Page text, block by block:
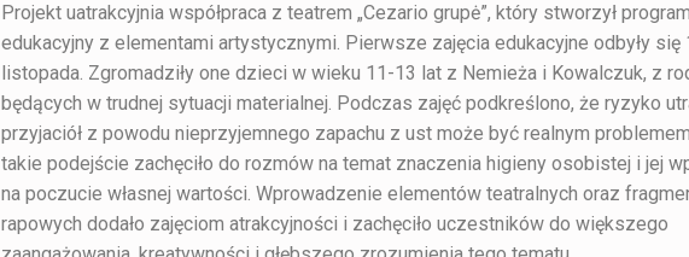
Projekt uatrakcyjnia współpraca z teatrem „Cezario grupė”, który stworzył program
edukacyjny z elementami artystycznymi. Pierwsze zajęcia edukacyjne odbyły się
listopada. Zgromadziły one dzieci w wieku 11-13 lat z Nemieża i Kowalczuk, z
będących w trudnej sytuacji materialnej. Podczas zajęć podkreślono, że ryzyko
przyjaciół z powodu nieprzyjemnego zapachu z ust może być realnym
takie podejście zachęciło do rozmów na temat znaczenia higieny osobistej i jej
na poczucie własnej wartości. Wprowadzenie elementów teatralnych oraz
rapowych dodało zajęciom atrakcyjności i zachęciło uczestników do większego